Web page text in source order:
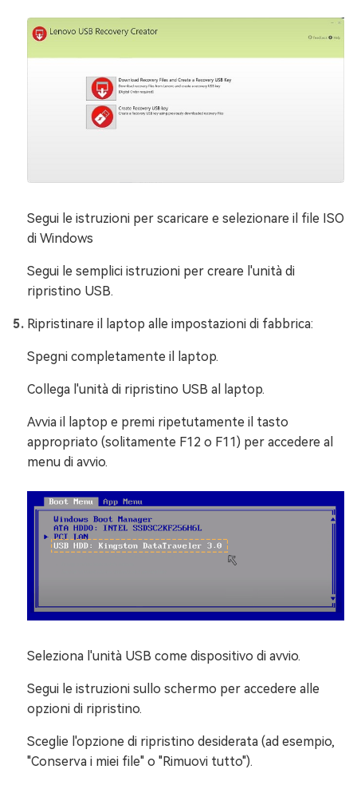
Segui le istruzioni per scaricare e selezionare il file ISO
di Windows
Segui le semplici istruzioni per creare l'unità di
ripristino USB.
Ripristinare il laptop alle impostazioni di fabbrica:
Spegni completamente il laptop.
Collega l'unità di ripristino USB al laptop.
Avvia il laptop e premi ripetutamente il tasto
appropriato (solitamente F12 o F11) per accedere al
menu di avvio.
Seleziona l'unità USB come dispositivo di avvio.
Segui le istruzioni sullo schermo per accedere alle
opzioni di ripristino.
Sceglie l'opzione di ripristino desiderata (ad esempio,
"Conserva i miei file" o "Rimuovi tutto").